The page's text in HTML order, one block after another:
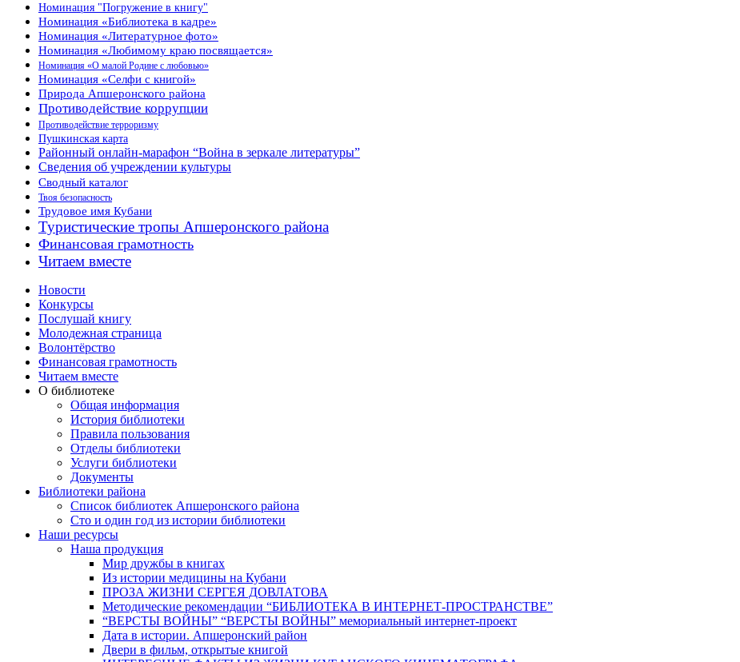
Номинация "Погружение в книгу"
Номинация «Библиотека в кадре»
Номинация «Литературное фото»
Номинация «Любимому краю посвящается»
Номинация «О малой Родине с любовью»
Номинация «Селфи с книгой»
Природа Апшеронского района
Противодействие коррупции
Противодействие терроризму
Пушкинская карта
Районный онлайн-марафон “Война в зеркале литературы”
Сведения об учреждении культуры
Сводный каталог
Твоя безопасность
Трудовое имя Кубани
Туристические тропы Апшеронского района
Финансовая грамотность
Читаем вместе
Новости
Конкурсы
Послушай книгу
Молодежная страница
Волонтёрство
Финансовая грамотность
Читаем вместе
О библиотеке
Общая информация
История библиотеки
Правила пользования
Отделы библиотеки
Услуги библиотеки
Документы
Библиотеки района
Список библиотек Апшеронского района
Сто и один год из истории библиотеки
Наши ресурсы
Наша продукция
Мир дружбы в книгах
Из истории медицины на Кубани
ПРОЗА ЖИЗНИ СЕРГЕЯ ДОВЛАТОВА
Методические рекомендации “БИБЛИОТЕКА В ИНТЕРНЕТ-ПРОСТРАНСТВЕ”
“ВЕРСТЫ ВОЙНЫ” “ВЕРСТЫ ВОЙНЫ” мемориальный интернет-проект
Дата в истории. Апшеронский район
Двери в фильм, открытые книгой